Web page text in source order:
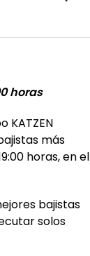
horas
KATZEN
más
horas, en el
bajistas
solos